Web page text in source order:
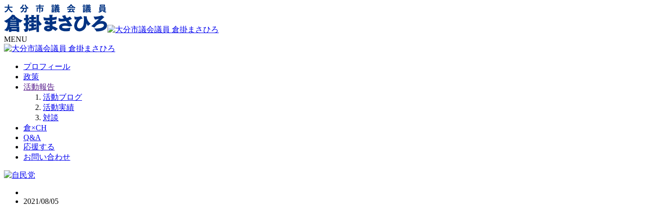
MENU
プロフィール
政策
活動報告
活動ブログ
活動実績
対談
倉×CH
Q&A
応援する
お問い合わせ
2021/08/05